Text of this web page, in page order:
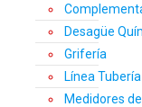
Desagüe
Grifería
Línea
Medidores